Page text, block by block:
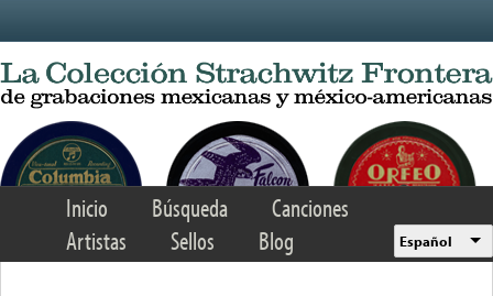
Inicio Búsqueda
Canciones
Artistas
Sellos Blog Español